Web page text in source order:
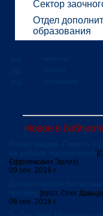
Сектор
Отдел
образования
Новое в
Ефроимович Эрлих]
09 сен. 2016 г.
[прот. Олег
09 сен. 2016 г.